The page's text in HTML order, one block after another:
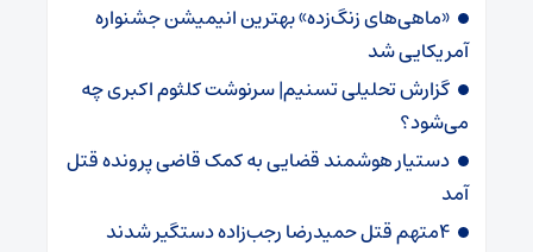
«ماهی‌های زنگ‌زده» بهترین انیمیشن جشنواره
آمریکایی شد
گزارش تحلیلی تسنیم| سرنوشت کلثوم اکبری چه
می‌شود؟
دستیار هوشمند قضایی به کمک قاضی پرونده قتل
آمد
4متهم قتل حمیدرضا رجب‌زاده دستگیر شدند